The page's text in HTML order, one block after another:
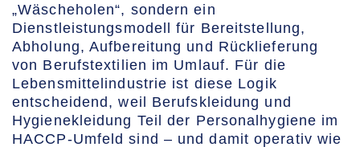
„Wäscheholen“, sondern ein
Dienstleistungsmodell für Bereitstellung,
Abholung, Aufbereitung und Rücklieferung
von Berufstextilien im Umlauf. Für die
Lebensmittelindustrie ist diese Logik
entscheidend, weil Berufskleidung und
Hygienekleidung Teil der Personalhygiene im
HACCP-Umfeld sind – und damit operativ wie